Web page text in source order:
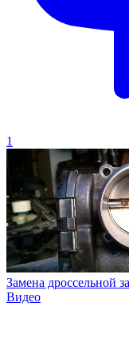
1
Замена дроссельной
Видео